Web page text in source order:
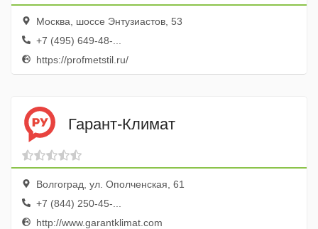
Москва, шоссе Энтузиастов, 53
+7 (495) 649-48-...
https://profmetstil.ru/
Гарант-Климат
Волгоград, ул. Ополченская, 61
+7 (844) 250-45-...
http://www.garantklimat.com